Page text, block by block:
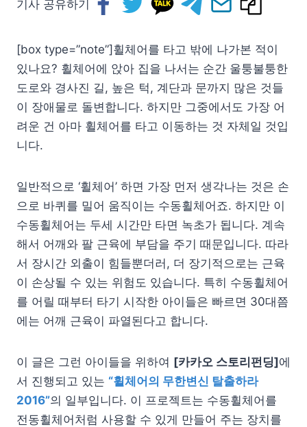
기사 공유하기
[box type=”note”]휠체어를 타고 밖에 나가본 적이
있나요? 휠체어에 앉아 집을 나서는 순간 울퉁불퉁한
도로와 경사진 길, 높은 턱, 계단과 문까지 많은 것들
이 장애물로 돌변합니다. 하지만 그중에서도 가장 어
려운 건 아마 휠체어를 타고 이동하는 것 자체일 것입
니다.
일반적으로 ‘휠체어’ 하면 가장 먼저 생각나는 것은 손
으로 바퀴를 밀어 움직이는 수동휠체어죠. 하지만 이
수동휠체어는 두세 시간만 타면 녹초가 됩니다. 계속
해서 어깨와 팔 근육에 부담을 주기 때문입니다. 따라
서 장시간 외출이 힘들뿐더러, 더 장기적으로는 근육
이 손상될 수 있는 위험도 있습니다. 특히 수동휠체어
를 어릴 때부터 타기 시작한 아이들은 빠르면 30대쯤
에는 어깨 근육이 파열된다고 합니다.
이 글은 그런 아이들을 위하여 [카카오 스토리펀딩]에
서 진행되고 있는 “휠체어의 무한변신 탈출하라
2016”의 일부입니다. 이 프로젝트는 수동휠체어를
전동휠체어처럼 사용할 수 있게 만들어 주는 장치를